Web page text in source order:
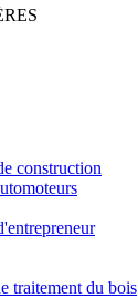
construction
traitement du bois